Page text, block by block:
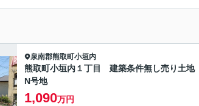
泉南郡熊取町小垣内
熊取町小垣内１丁目 建築条件無し売り土地
N号地
1,090万円